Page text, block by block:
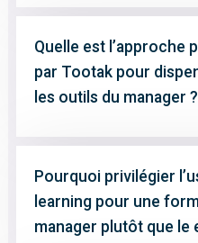
Quelle est l’approche
par Tootak pour
les outils du manager ?
Pourquoi privilégier
learning pour une
manager plutôt que le